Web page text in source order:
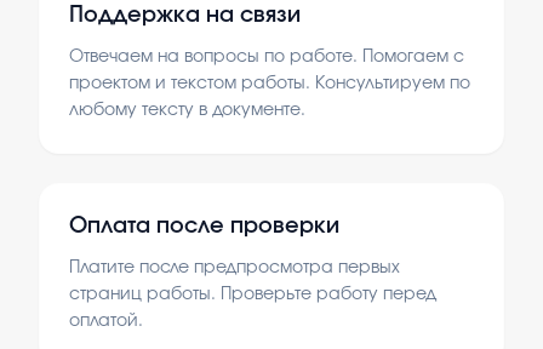
Поддержка на связи
Отвечаем на вопросы по работе. Помогаем с
проектом и текстом работы. Консультируем по
любому тексту в документе.
Оплата после проверки
Платите после предпросмотра первых
страниц работы. Проверьте работу перед
оплатой.